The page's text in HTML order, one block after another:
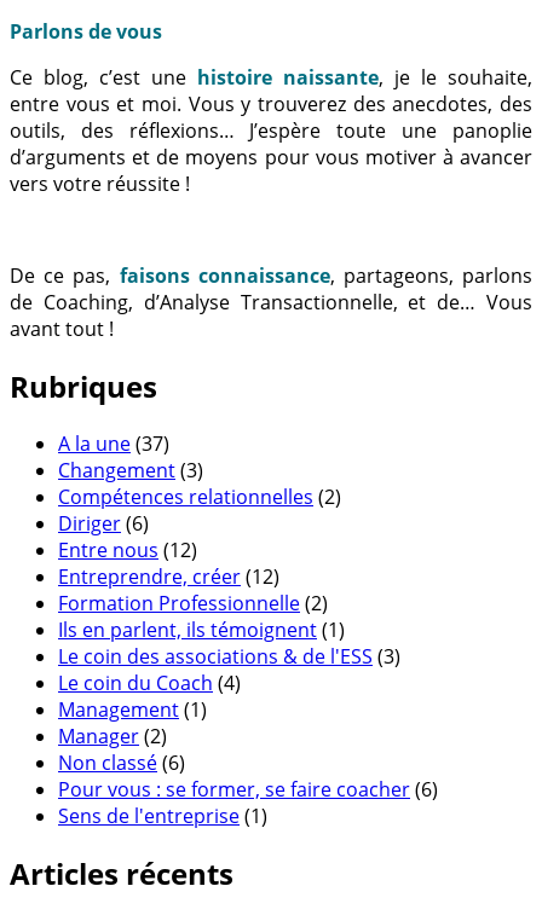
Parlons de vous
Ce blog, c’est une histoire naissante, je le souhaite,
entre vous et moi. Vous y trouverez des anecdotes, des
outils, des réflexions… J’espère toute une panoplie
d’arguments et de moyens pour vous motiver à avancer
vers votre réussite !
De ce pas, faisons connaissance, partageons, parlons
de Coaching, d’Analyse Transactionnelle, et de… Vous
avant tout !
Rubriques
A la une(37)
Changement(3)
Compétences relationnelles (2)
Diriger(6)
Entre nous (12)
Entreprendre, créer(12)
Formation Professionnelle(2)
Ils en parlent, ils témoignent(1)
Le coin des associations & de l'ESS (3)
Le coin du Coach (4)
Management(1)
Manager(2)
Non classé(6)
Pour vous : se former, se faire coacher(6)
Sens de l'entreprise(1)
Articles récents